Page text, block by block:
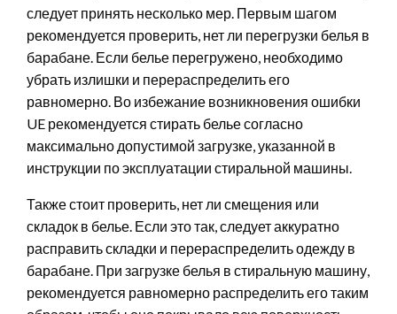
следует принять несколько мер. Первым шагом
рекомендуется проверить, нет ли перегрузки белья в
барабане. Если белье перегружено, необходимо
убрать излишки и перераспределить его
равномерно. Во избежание возникновения ошибки
UE рекомендуется стирать белье согласно
максимально допустимой загрузке, указанной в
инструкции по эксплуатации стиральной машины.
Также стоит проверить, нет ли смещения или
складок в белье. Если это так, следует аккуратно
расправить складки и перераспределить одежду в
барабане. При загрузке белья в стиральную машину,
рекомендуется равномерно распределить его таким